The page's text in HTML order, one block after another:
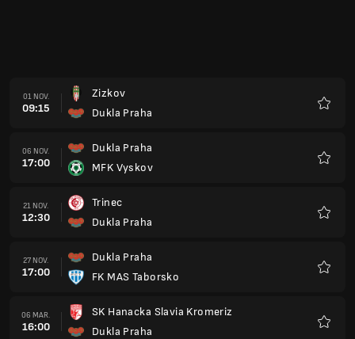
01 NOV.
09:15
Zizkov
Dukla Praha
06 NOV.
17:00
Dukla Praha
MFK Vyskov
21 NOV.
12:30
Trinec
Dukla Praha
27 NOV.
17:00
Dukla Praha
FK MAS Taborsko
06 MAR.
16:00
SK Hanacka Slavia Kromeriz
Dukla Praha